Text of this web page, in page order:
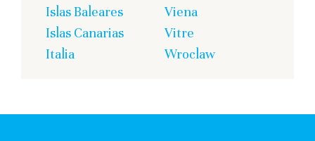
Islas Baleares
Islas Canarias
Italia
Viena
Vitre
Wroclaw